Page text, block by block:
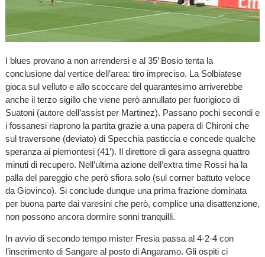
I blues provano a non arrendersi e al 35’ Bosio tenta la
conclusione dal vertice dell’area: tiro impreciso. La Solbiatese
gioca sul velluto e allo scoccare del quarantesimo arriverebbe
anche il terzo sigillo che viene però annullato per fuorigioco di
Suatoni (autore dell’assist per Martinez). Passano pochi secondi e
i fossanesi riaprono la partita grazie a una papera di Chironi che
sul traversone (deviato) di Specchia pasticcia e concede qualche
speranza ai piemontesi (41’). Il direttore di gara assegna quattro
minuti di recupero. Nell’ultima azione dell’extra time Rossi ha la
palla del pareggio che però sfiora solo (sul corner battuto veloce
da Giovinco). Si conclude dunque una prima frazione dominata
per buona parte dai varesini che però, complice una disattenzione,
non possono ancora dormire sonni tranquilli.
In avvio di secondo tempo mister Fresia passa al 4-2-4 con
l’inserimento di Sangare al posto di Angaramo. Gli ospiti ci